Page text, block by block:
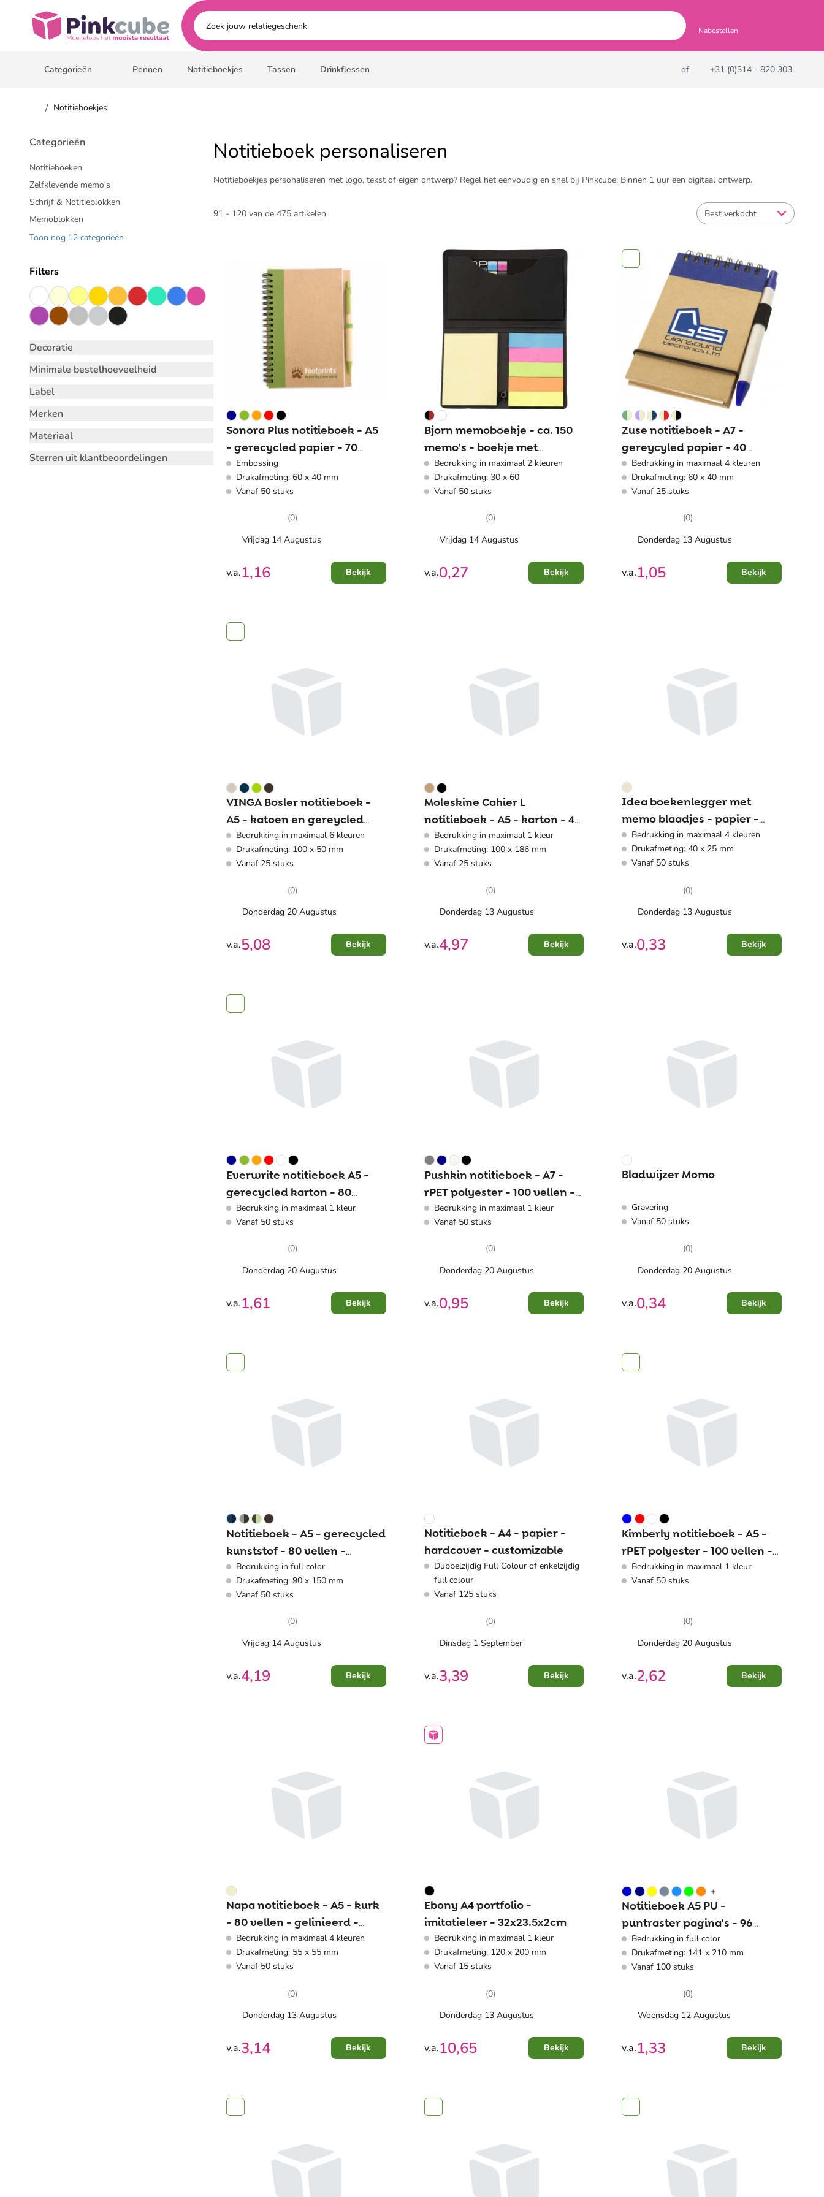
Pinkcube
Nabestellen
Categorieën Pennen Notitieboekjes Tassen Drinkflessen of +31 (0)314 - 820 303
/ Notitieboekjes
Categorieën
Notitieboeken
Zelfklevende memo's
Schrijf & Notitieblokken
Memoblokken
Toon nog 12 categorieën
Filters
Decoratie
Minimale bestelhoeveelheid
Label
Merken
Materiaal
Sterren uit klantbeoordelingen
Notitieboek personaliseren
Notitieboekjes personaliseren met logo, tekst of eigen ontwerp? Regel het eenvoudig en snel bij Pinkcube. Binnen 1 uur een digitaal ontwerp.
91 - 120 van de 475 artikelen Best verkocht
Sonora Plus notitieboek - A5
- gerecycled papier - 70
vellen - inclusief balpen
Embossing
Drukafmeting: 60 x 40 mm
Vanaf 50 stuks
(0)
Vrijdag 14 Augustus
v.a.1,16 Bekijk
Bjorn memoboekje - ca. 150
memo's - boekje met
visitekaarthouder
Bedrukking in maximaal 2 kleuren
Drukafmeting: 30 x 60
Vanaf 50 stuks
(0)
Vrijdag 14 Augustus
v.a.0,27 Bekijk
Zuse notitieboek - A7 -
gereycyled papier - 40
vellen - gelinieerd - inclusief
kartonnen balpen
Bedrukking in maximaal 4 kleuren
Drukafmeting: 60 x 40 mm
Vanaf 25 stuks
(0)
Donderdag 13 Augustus
v.a.1,05 Bekijk
VINGA Bosler notitieboek -
A5 - katoen en gereycled
papier - 80 vellen -
gelinieerd - PU band met
Bedrukking in maximaal 6 kleuren
Drukafmeting: 100 x 50 mm
Vanaf 25 stuks
(0)
Donderdag 20 Augustus
v.a.5,08 Bekijk
Moleskine Cahier L
notitieboek - A5 - karton - 40
vellen - gelinieerd
Bedrukking in maximaal 1 kleur
Drukafmeting: 100 x 186 mm
Vanaf 25 stuks
(0)
Donderdag 13 Augustus
v.a.4,97 Bekijk
Idea boekenlegger met
memo blaadjes - papier -
diverse kleuren -
boekenlegger in lampvorm
Bedrukking in maximaal 4 kleuren
Drukafmeting: 40 x 25 mm
Vanaf 50 stuks
(0)
Donderdag 13 Augustus
v.a.0,33 Bekijk
Everwrite notitieboek A5 -
gerecycled karton - 80
gelinieerde pagina's -
elastiek sluiting - leeslint
Bedrukking in maximaal 1 kleur
Vanaf 50 stuks
(0)
Donderdag 20 Augustus
v.a.1,61 Bekijk
Pushkin notitieboek - A7 -
rPET polyester - 100 vellen -
harde kaft
Bedrukking in maximaal 1 kleur
Vanaf 50 stuks
(0)
Donderdag 20 Augustus
v.a.0,95 Bekijk
Bladwijzer Momo
Gravering
Vanaf 50 stuks
(0)
Donderdag 20 Augustus
v.a.0,34 Bekijk
Notitieboek - A5 - gerecycled
kunststof - 80 vellen -
gelinieerd
Bedrukking in full color
Drukafmeting: 90 x 150 mm
Vanaf 50 stuks
(0)
Vrijdag 14 Augustus
v.a.4,19 Bekijk
Notitieboek - A4 - papier -
hardcover - customizable
Dubbelzijdig Full Colour of enkelzijdig
full colour
Vanaf 125 stuks
(0)
Dinsdag 1 September
v.a.3,39 Bekijk
Kimberly notitieboek - A5 -
rPET polyester - 100 vellen -
wire-o binding - hardcover
Bedrukking in maximaal 1 kleur
Vanaf 50 stuks
(0)
Donderdag 20 Augustus
v.a.2,62 Bekijk
Napa notitieboek - A5 - kurk
- 80 vellen - gelinieerd -
zwarte elastieksluiting en
bladwijzer
Bedrukking in maximaal 4 kleuren
Drukafmeting: 55 x 55 mm
Vanaf 50 stuks
(0)
Donderdag 13 Augustus
v.a.3,14 Bekijk
Ebony A4 portfolio -
imitatieleer - 32x23.5x2cm
Bedrukking in maximaal 1 kleur
Drukafmeting: 120 x 200 mm
Vanaf 15 stuks
(0)
Donderdag 13 Augustus
v.a.10,65 Bekijk
+
Notitieboek A5 PU -
puntraster pagina's - 96
vellen - elastische band & lint
Bedrukking in full color
Drukafmeting: 141 x 210 mm
Vanaf 100 stuks
(0)
Woensdag 12 Augustus
v.a.1,33 Bekijk